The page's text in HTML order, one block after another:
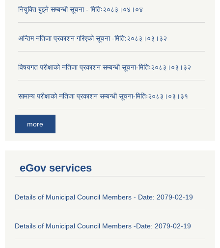
नियुक्ति बुझ्ने सम्बन्धी सूचना - मितिः२०८३।०४।०४
अन्तिम नतिजा प्रकाशन गरिएको सूचना -मिति:२०८३।०३।३२
विषयगत परीक्षाको नतिजा प्रकाशन सम्बन्धी सूचना-मितिः२०८३।०३।३२
सामान्य परीक्षाको नतिजा प्रकाशन सम्बन्धी सूचना-मितिः२०८३।०३।३१
more
eGov services
Details of Municipal Council Members - Date: 2079-02-19
Details of Municipal Council Members -Date: 2079-02-19